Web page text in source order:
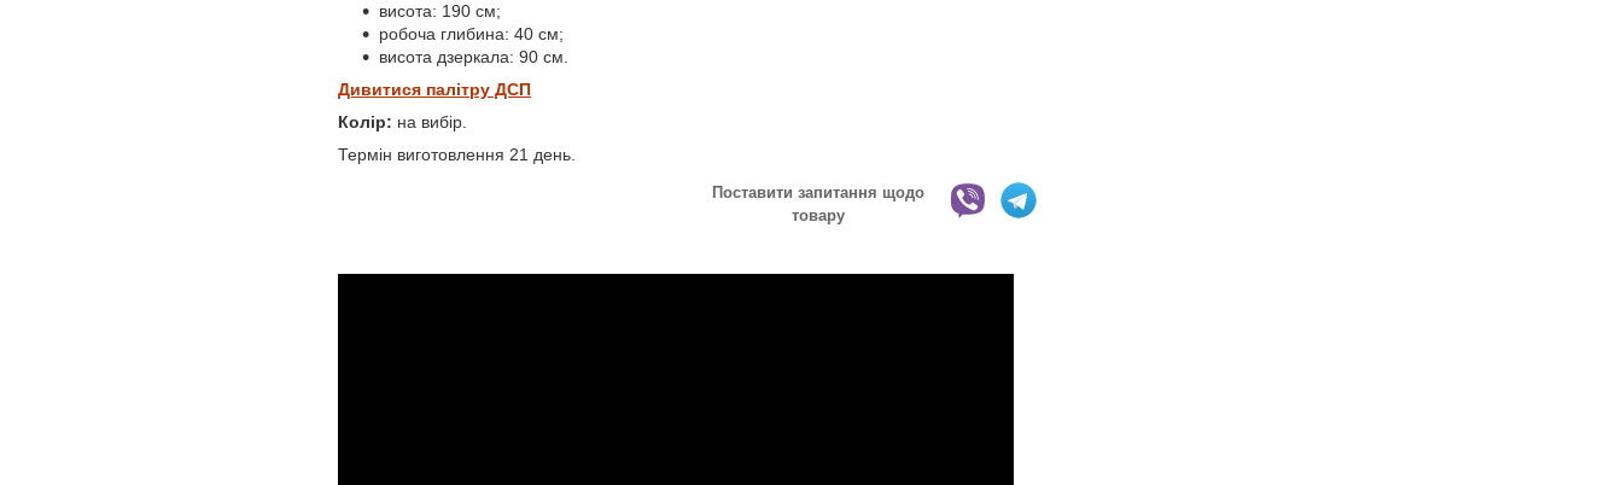
висота: 190 см;
робоча глибина: 40 см;
висота дзеркала: 90 см.
Дивитися палітру ДСП
Колір: на вибір.
Термін виготовлення 21 день.
Поставити запитання щодо
товару